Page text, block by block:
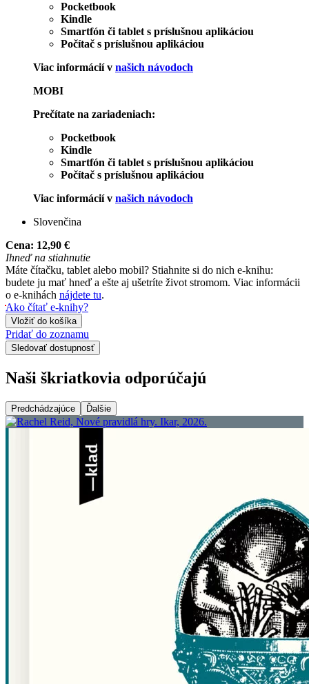
Pocketbook
Kindle
Smartfón či tablet s príslušnou aplikáciou
Počítač s príslušnou aplikáciou
Viac informácií v našich návodoch
MOBI
Prečítate na zariadeniach:
Pocketbook
Kindle
Smartfón či tablet s príslušnou aplikáciou
Počítač s príslušnou aplikáciou
Viac informácií v našich návodoch
Slovenčina
Cena: 12,90 €
Ihneď na stiahnutie
Máte čítačku, tablet alebo mobil? Stiahnite si do nich e-knihu:
budete ju mať hneď a ešte aj ušetríte život stromom. Viac informácii
o e-knihách nájdete tu.
Ako čítať e-knihy?
Vložiť do košíka
Pridať do zoznamu
Sledovať dostupnosť
Naši škriatkovia odporúčajú
Predchádzajúce Ďalšie